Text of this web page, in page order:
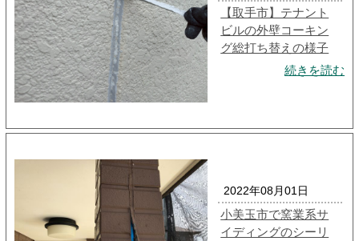
【取手市】テナント
ビルの外壁コーキン
グ総打ち替えの様子
続きを読む
2022年08月01日
小美玉市で窯業系サ
イディングのシーリ